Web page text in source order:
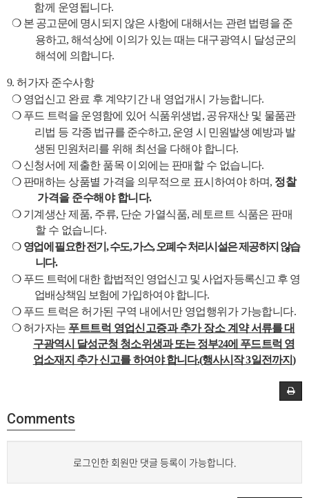
함께 운영됩니다.
❍ 본 공고문에 명시되지 않은 사항에 대해서는 관련 법령을 준
용하고, 해석상에 이의가 있는 때는 대구광역시 달성군의
해석에 의합니다.
9.허가자 준수사항
❍ 영업신고 완료 후 계약기간 내 영업개시 가능합니다.
❍ 푸드 트럭을 운영함에 있어 식품위생법, 공유재산 및 물품관
리법 등 각종 법규를 준수하고, 운영 시 민원발생 예방과 발
생된 민원처리를 위해 최선을 다해야 합니다.
❍ 신청서에 제출한 품목 이외에는 판매할 수 없습니다.
❍ 판매하는 상품별 가격을 의무적으로 표시하여야 하며, 정찰
가격을 준수해야 합니다.
❍ 기계생산 제품, 주류, 단순 가열식품, 레토르트 식품은 판매
할 수 없습니다.
❍ 영업에 필요한 전기 ,수도,가스,오폐수 처리시설은 제공하지 않습
니다.
❍ 푸드 트럭에 대한 합법적인 영업신고 및 사업자등록신고 후 영
업배상책임 보험에 가입하여야 합니다.
❍ 푸드 트럭은 허가된 구역 내에서만 영업행위가 가능합니다.
❍허가자는 푸트트럭 영업신고증과 추가 장소 계약서류를 대
구광역시 달성군청 청소위생과 또는 정부24에 푸드트럭 영
업소재지 추가 신고를 하여야 합니다.(행사시작 3일전까지 )
Comments
로그인한 회원만 댓글 등록이 가능합니다.